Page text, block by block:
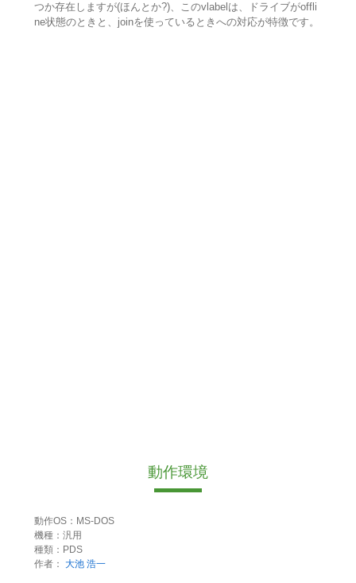
つか存在しますが(ほんとか?)、このvlabelは、ドライブがoffli
ne状態のときと、joinを使っているときへの対応が特徴です。
動作環境
動作OS：MS-DOS
機種：汎用
種類：PDS
作者： 大池 浩一